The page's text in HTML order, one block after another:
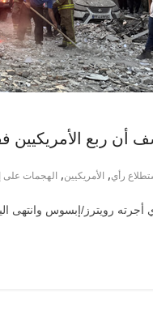
أن ربع
رأي, الأمريكيين, الهجمات على
أجرته رويترز/إبسوس وانتهى